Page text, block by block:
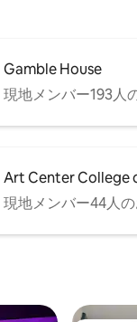
Gamble House
現地メンバー193人
Art Center College
現地メンバー44人